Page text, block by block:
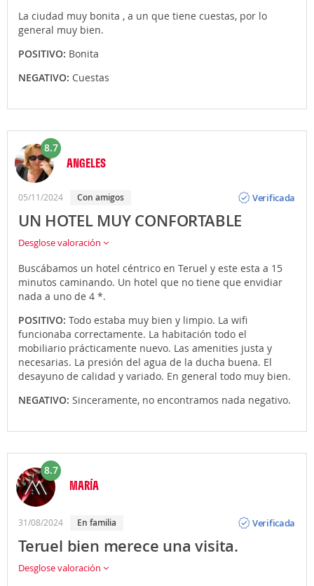
La ciudad muy bonita , a un que tiene cuestas, por lo
general muy bien.
POSITIVO: Bonita
NEGATIVO: Cuestas
8.7
ANGELES
05/11/2024 Con amigos
Verificada
UN HOTEL MUY CONFORTABLE
Desglose valoración
Buscábamos un hotel céntrico en Teruel y este esta a 15
minutos caminando. Un hotel que no tiene que envidiar
nada a uno de 4 *.
POSITIVO: Todo estaba muy bien y limpio. La wifi
funcionaba correctamente. La habitación todo el
mobiliario prácticamente nuevo. Las amenities justa y
necesarias. La presión del agua de la ducha buena. El
desayuno de calidad y variado. En general todo muy bien.
NEGATIVO: Sinceramente, no encontramos nada negativo.
8.7
MARÍA
31/08/2024 En familia
Verificada
Teruel bien merece una visita.
Desglose valoración